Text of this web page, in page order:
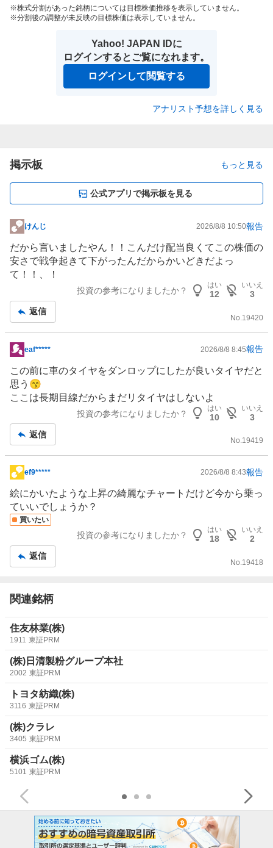
株式分割があった銘柄については目標株価推移を表示していません。
分割後の調整が未反映の目標株価は表示していません。
Yahoo! JAPAN IDに
ログインするとご覧になれます。
ログインして閲覧する
アナリスト予想を詳しく見る
掲示板 もっと見る
公式アプリで掲示板を見る
掲
示
板
記
けんじ 2026/8/8 10:50報告
だから言いましたやん！！こんだけ配当良くてこの株価の
安さで戦争起きて下がったんだからかいどきだよっ
て！！、！
投資の参考になりましたか？
はい
12
いいえ
3
返信
No. 19420
掲
示
板
記
eaf***** 2026/8/8 8:45報告
この前に車のタイヤをダンロップにしたが良いタイヤだと
思う😙
ここは長期目線だからまだリタイヤはしないよ
投資の参考になりましたか？
はい
10
いいえ
3
返信
No.19419
掲
示
板
記
ef9***** 2026/8/8 8:43報告
絵にかいたような上昇の綺麗なチャートだけど今から乗っ
ていいでしょうか？
買いたい
投資の参考になりましたか？
はい
18
いいえ
2
返信
No. 19418
関連銘柄
住友林業(株)
1911 東証PRM
(株)日清製粉グループ本社
2002 東証PRM
トヨタ紡織(株)
3116 東証PRM
(株)クラレ
3405 東証PRM
横浜ゴム(株)
5101 東証PRM